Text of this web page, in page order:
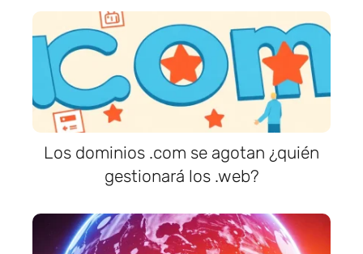
Los dominios .com se agotan ¿quién
gestionará los .web?